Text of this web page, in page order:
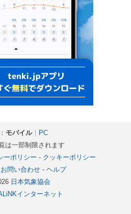
モバイル｜ PC
は一部制限されます
ーポリシー - クッキーポリシー
お問い合わせ- ヘルプ
日本気象協会
インターネット